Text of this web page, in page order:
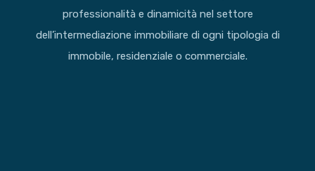
professionalità e dinamicità nel settore
dell’intermediazione immobiliare di ogni tipologia di
immobile, residenziale o commerciale.